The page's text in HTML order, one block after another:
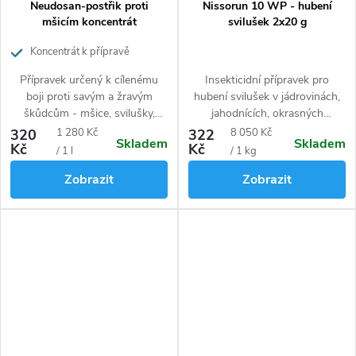
Neudosan-postřik proti
mšicím koncentrát
Koncentrát k přípravě
ochranné lhůty
Přípravek určený k cílenému
boji proti savým a žravým
škůdcům - mšice, svilušky,
molice atd. Vhodný pro ovocné
stromy, bobuloviny, jahodník,
pro zeleninu ve volné půdě,
sklenících, zimních zahradách i
obytných prostorách. Po
aplikaci je možné plody ihned
320
Kč
Měrná
cena:
1 280 Kč
/ 1 l
Skladem
Zobrazit
Nissorun 10 WP - hubení
svilušek 2x20 g
Insekticidní přípravek pro
hubení svilušek v jádrovinách,
jahodnících, okrasných
rostlinách nebo v zelenině.
322
Kč
Měrná
cena:
8 050 Kč
/ 1 kg
Skladem
Zobrazit